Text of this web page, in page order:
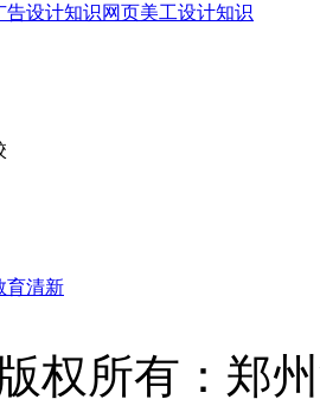
告设计知识网页美工设计知识
育清新
版权所有：郑